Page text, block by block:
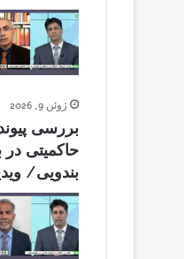
ژوئن 9, 2026
بررسی
حاکمیتی
بندویی/